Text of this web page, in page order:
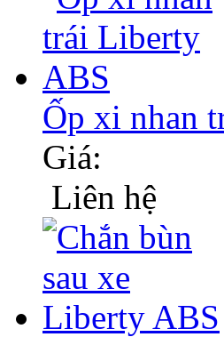
Ốp xi nhan
Giá:
Liên hệ